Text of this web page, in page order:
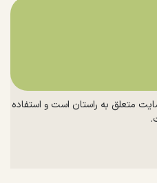
متعلق به راستان است و استفاده